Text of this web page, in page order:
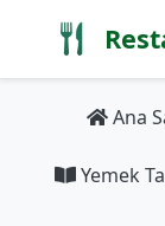
Ana
Yemek